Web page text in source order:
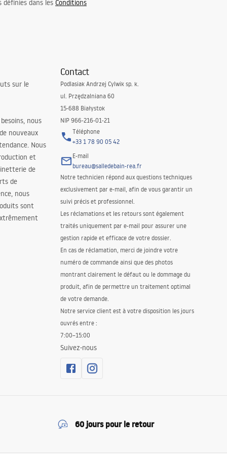
dans les Conditions
sur le
nous
nouveaux
Nous
et
de
de
nous
sont
Contact
Podlasiak Andrzej Cylwik sp. k.
ul. Przędzalniana 60
15-688 Białystok
NIP 966-216-01-21
Téléphone
+33 1 78 90 05 42
E-mail
bureau@salledebain-rea.fr
Notre technicien répond aux questions techniques
exclusivement par e-mail, afin de vous garantir un
suivi précis et professionnel.
Les réclamations et les retours sont également
traités uniquement par e-mail pour assurer une
gestion rapide et efficace de votre dossier.
En cas de réclamation, merci de joindre votre
numéro de commande ainsi que des photos
montrant clairement le défaut ou le dommage du
produit, afin de permettre un traitement optimal
de votre demande.
Notre service client est à votre disposition les jours
ouvrés entre :
7:00–15:00
Suivez-nous
60 jours pour le retour